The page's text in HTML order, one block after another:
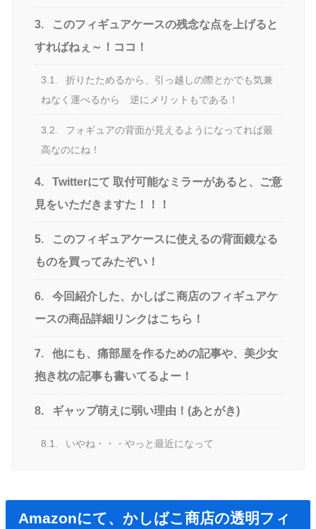
3.
このフィギュアケースの残念な点を上げると
すればねぇ～！ココ！
3.1.
折りたためるから、引っ越しの際とかでも気兼
ねなく運べるから 逆にメリットもである！
3.2.
フォギュアの背面が見えるようになってれば最
高なのにね！
4.
Twitterにて 取付可能なミラーがあると、ご意
見をいただきますた！！！
5.
このフィギュアケースに使えるの背面鏡なる
ものを買ってみたぞい！
6.
今回紹介した、かしばこ商店のフィギュアケ
ースの商品詳細リンクはこちら！
7.
他にも、痛部屋を作るための記事や、美少女
抱き枕の記事も書いてるよー！
8. ギャップ萌えに弱い理由！(あとがき)
8.1. いやね・・・やっと最近になって
Amazonにて、かしばこ商店の透明フィ